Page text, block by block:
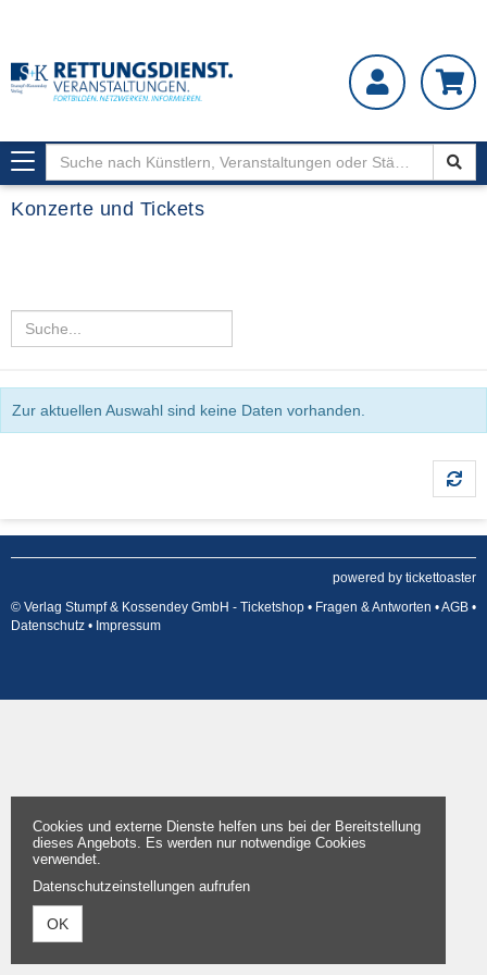
Toggle
navigation
Konzerte und Tickets
Zur aktuellen Auswahl sind keine Daten vorhanden.
powered by tickettoaster
© Verlag Stumpf & Kossendey GmbH - Ticketshop • Fragen & Antworten •AGB •
Datenschutz • Impressum
Cookies und externe Dienste helfen uns bei der Bereitstellung
dieses Angebots. Es werden nur notwendige Cookies
verwendet.
Datenschutzeinstellungen aufrufen
OK